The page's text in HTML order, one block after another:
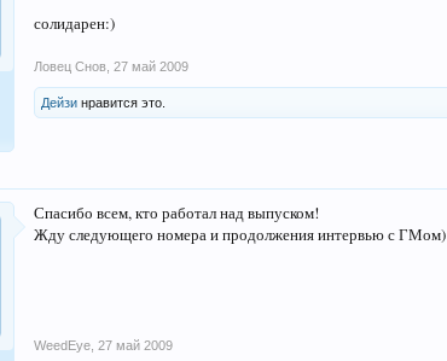
солидарен:)
Ловец Снов 27 май 2009
Дейзи нравится это.
Спасибо всем, кто работал над выпуском!
Жду следующего номера и продолжения интервью с ГМом)
WeedEye 27 май 2009